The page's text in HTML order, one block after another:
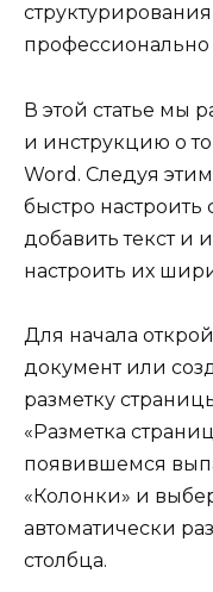
В этой статье мы
и инструкцию о
Word. Следуя
быстро
добавить текст и
настроить их
Для начала
документ или
разметку
«Разметка
появившемся
«Колонки» и
автоматически
столбца.